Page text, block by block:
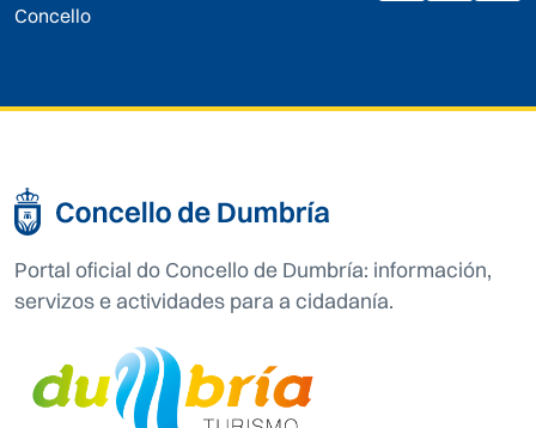
Concello
Portal oficial do Concello de Dumbría: información,
servizos e actividades para a cidadanía.